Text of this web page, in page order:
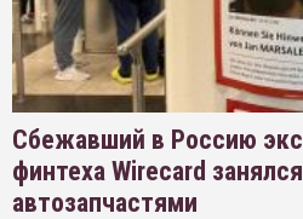
Сбежавший в Россию
финтеха Wirecard
автозапчастями